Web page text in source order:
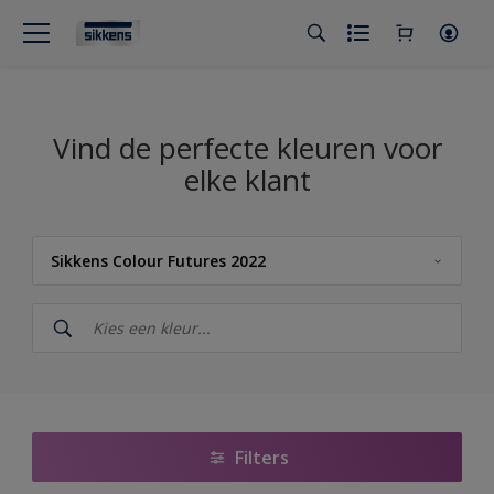
Vind de perfecte kleuren voor
elke klant
Sikkens Colour Futures 2022
Sikkens
Filters